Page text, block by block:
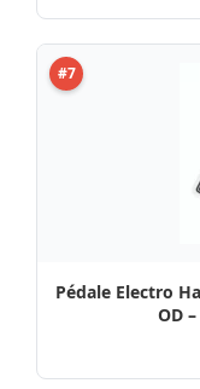
#7
Pédale Electro
OD